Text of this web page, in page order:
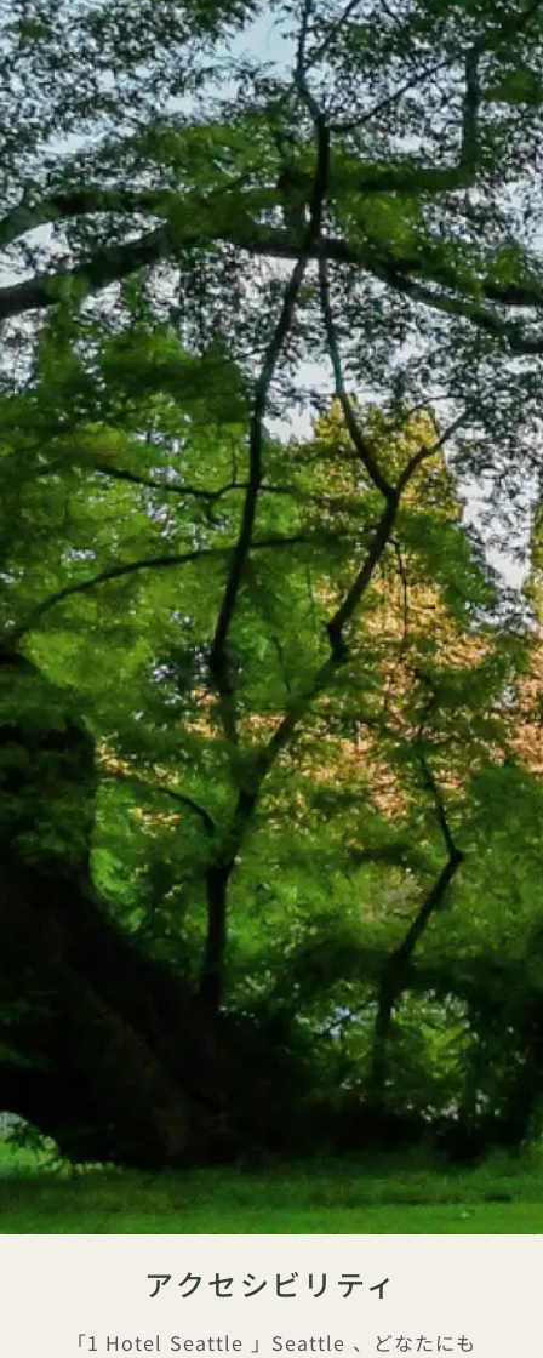
アクセシビリティ
「1 Hotel Seattle 」Seattle 、どなたにも